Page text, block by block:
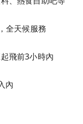
全天候服務
飛前3小時內
內